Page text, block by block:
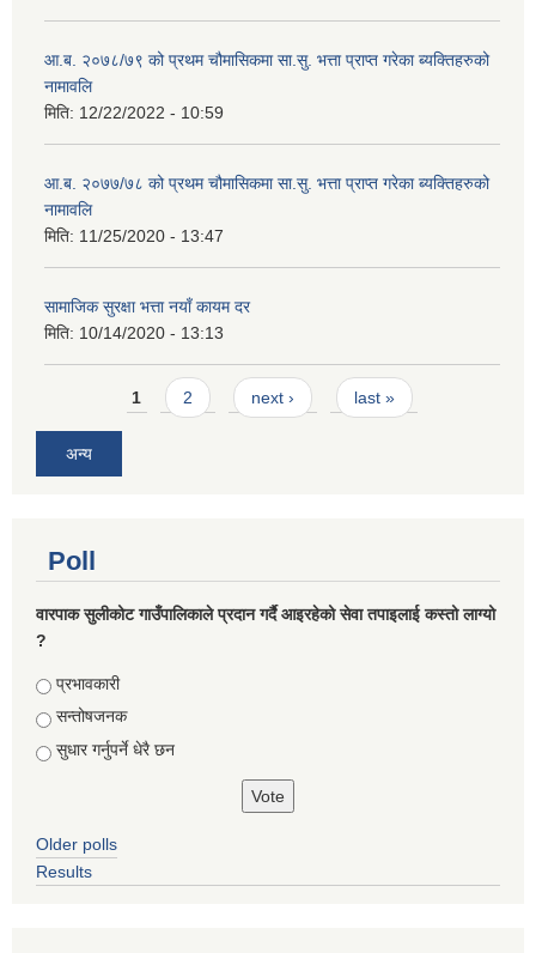
आ.ब. २०७८/७९ को प्रथम चौमासिकमा सा.सु. भत्ता प्राप्त गरेका ब्यक्तिहरुको
नामावलि
मिति: 12/22/2022 - 10:59
आ.ब. २०७७/७८ को प्रथम चौमासिकमा सा.सु. भत्ता प्राप्त गरेका ब्यक्तिहरुको
नामावलि
मिति: 11/25/2020 - 13:47
सामाजिक सुरक्षा भत्ता नयाँ कायम दर
मिति: 10/14/2020 - 13:13
Pages1 2 next › last »
अन्य
Poll
वारपाक सुलीकोट गाउँपालिकाले प्रदान गर्दै आइरहेको सेवा तपाइलाई कस्तो लाग्यो
?
Choices
प्रभावकारी
सन्तोषजनक
सुधार गर्नुपर्ने धेरै छन
Older polls
Results